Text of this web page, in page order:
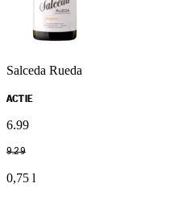
Salceda Rueda
ACTIE
6.99
9.29
0,75 l